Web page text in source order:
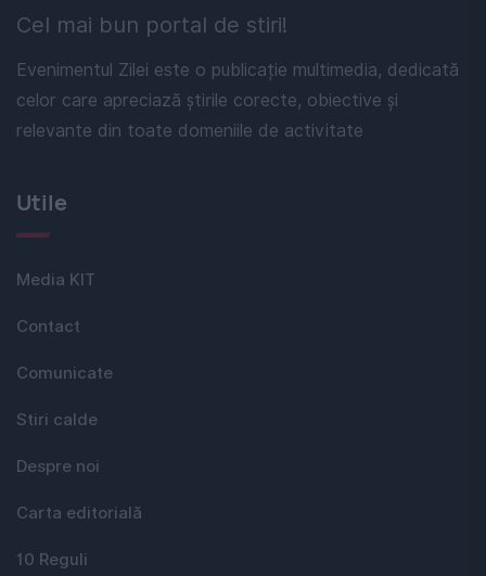
Cel mai bun portal de stiri!
Evenimentul Zilei este o publicație multimedia, dedicată
celor care apreciază știrile corecte, obiective și
relevante din toate domeniile de activitate
Utile
Media KIT
Contact
Comunicate
Stiri calde
Despre noi
Carta editorială
10 Reguli